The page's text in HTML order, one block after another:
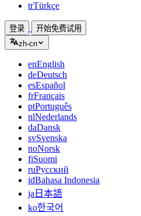
trTürkçe
登录
开始免费试用
zh-cn
enEnglish
deDeutsch
esEspañol
frFrançais
ptPortuguês
nlNederlands
daDansk
svSvenska
noNorsk
fiSuomi
ruРусский
idBahasa Indonesia
ja 日本語
ko한국어